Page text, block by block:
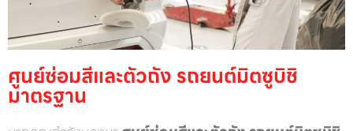
ศูนย์ซ่อมสีและตัวถัง รถยนต์มิตซูบิชิ
มาตรฐาน